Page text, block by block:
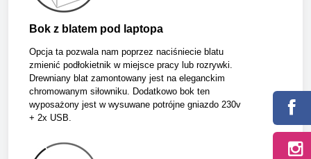
Bok z blatem pod laptopa
Opcja ta pozwala nam poprzez naciśniecie blatu
zmienić podłokietnik w miejsce pracy lub rozrywki.
Drewniany blat zamontowany jest na eleganckim
chromowanym siłowniku. Dodatkowo bok ten
wyposażony jest w wysuwane potrójne gniazdo 230v
+ 2x USB.